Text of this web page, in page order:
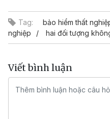
Tag: bảo hiểm thất
nghiệp
hai đối tượng
Viết bình luận